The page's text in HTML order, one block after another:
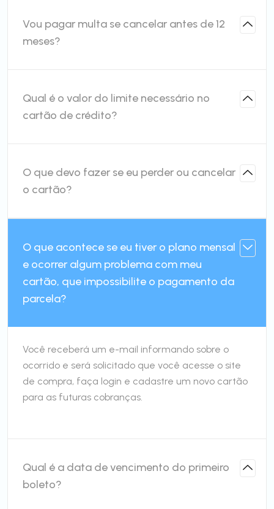
Vou pagar multa se cancelar antes de 12
meses?
Qual é o valor do limite necessário no
cartão de crédito?
O que devo fazer se eu perder ou cancelar
o cartão?
O que acontece se eu tiver o plano mensal
e ocorrer algum problema com meu
cartão, que impossibilite o pagamento da
parcela?
Você receberá um e-mail informando sobre o
ocorrido e será solicitado que você acesse o site
de compra, faça login e cadastre um novo cartão
para as futuras cobranças.
Qual é a data de vencimento do primeiro
boleto?